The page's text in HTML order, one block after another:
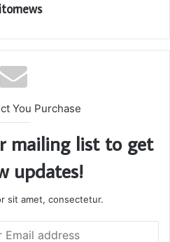
You Purchase
mailing list to get
updates!
sit amet, consectetur.